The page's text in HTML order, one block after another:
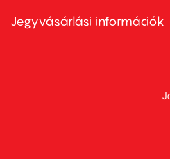
second
Jegyvásárlási információk